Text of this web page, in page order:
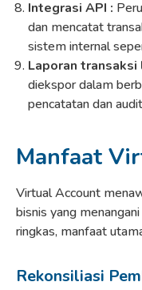
Integrasi API :
dan mencatat
sistem internal
Laporan transaksi
diekspor dalam
pencatatan dan
Manfaat
Virtual Account
bisnis yang
ringkas, manfaat
Rekonsiliasi